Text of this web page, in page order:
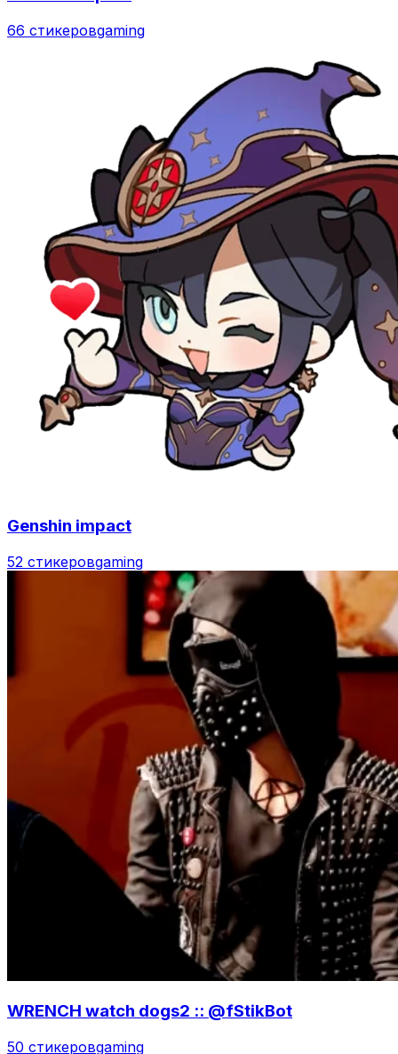
66 стикеровgaming
Genshin impact
52 стикеровgaming
WRENCH watch dogs2 :: @fStikBot
50 стикеровgaming